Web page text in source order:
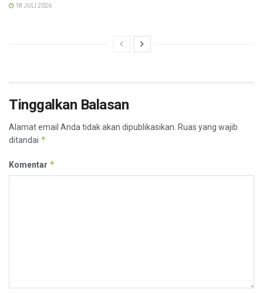
18 JULI 2026
Tinggalkan Balasan
Alamat email Anda tidak akan dipublikasikan. Ruas yang wajib
ditandai *
Komentar *